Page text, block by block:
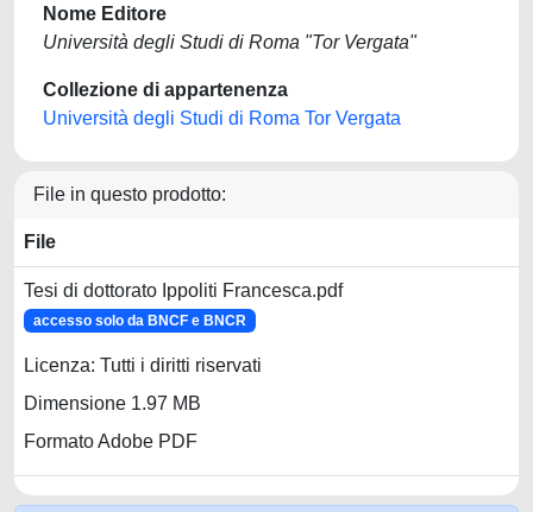
Nome Editore
Università degli Studi di Roma "Tor Vergata"
Collezione di appartenenza
Università degli Studi di Roma Tor Vergata
File in questo prodotto:
File
Tesi di dottorato Ippoliti Francesca.pdf
accesso solo da BNCF e BNCR
Licenza: Tutti i diritti riservati
Dimensione 1.97 MB
Formato Adobe PDF